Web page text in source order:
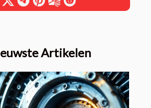
Artikelen